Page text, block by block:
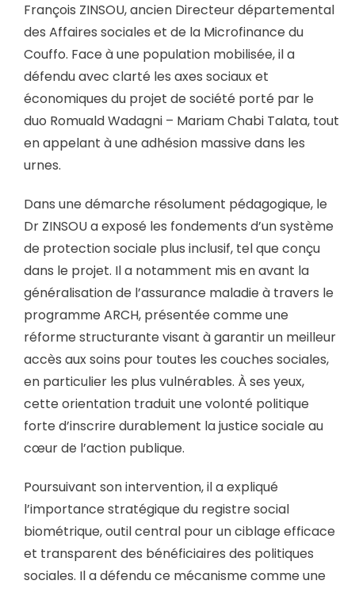
François ZINSOU, ancien Directeur départemental
des Affaires sociales et de la Microfinance du
Couffo. Face à une population mobilisée, il a
défendu avec clarté les axes sociaux et
économiques du projet de société porté par le
duo Romuald Wadagni – Mariam Chabi Talata, tout
en appelant à une adhésion massive dans les
urnes.
Dans une démarche résolument pédagogique, le
Dr ZINSOU a exposé les fondements d’un système
de protection sociale plus inclusif, tel que conçu
dans le projet. Il a notamment mis en avant la
généralisation de l’assurance maladie à travers le
programme ARCH, présentée comme une
réforme structurante visant à garantir un meilleur
accès aux soins pour toutes les couches sociales,
en particulier les plus vulnérables. À ses yeux,
cette orientation traduit une volonté politique
forte d’inscrire durablement la justice sociale au
cœur de l’action publique.
Poursuivant son intervention, il a expliqué
l’importance stratégique du registre social
biométrique, outil central pour un ciblage efficace
et transparent des bénéficiaires des politiques
sociales. Il a défendu ce mécanisme comme une